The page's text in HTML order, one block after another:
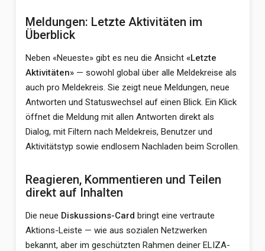
Meldungen: Letzte Aktivitäten im
Überblick
Neben «Neueste» gibt es neu die Ansicht «Letzte
Aktivitäten»— sowohl global über alle Meldekreise als
auch pro Meldekreis. Sie zeigt neue Meldungen, neue
Antworten und Statuswechsel auf einen Blick. Ein Klick
öffnet die Meldung mit allen Antworten direkt als
Dialog, mit Filtern nach Meldekreis, Benutzer und
Aktivitätstyp sowie endlosem Nachladen beim Scrollen.
Reagieren, Kommentieren und Teilen
direkt auf Inhalten
Die neue Diskussions-Card bringt eine vertraute
Aktions-Leiste — wie aus sozialen Netzwerken
bekannt, aber im geschützten Rahmen deiner ELIZA-